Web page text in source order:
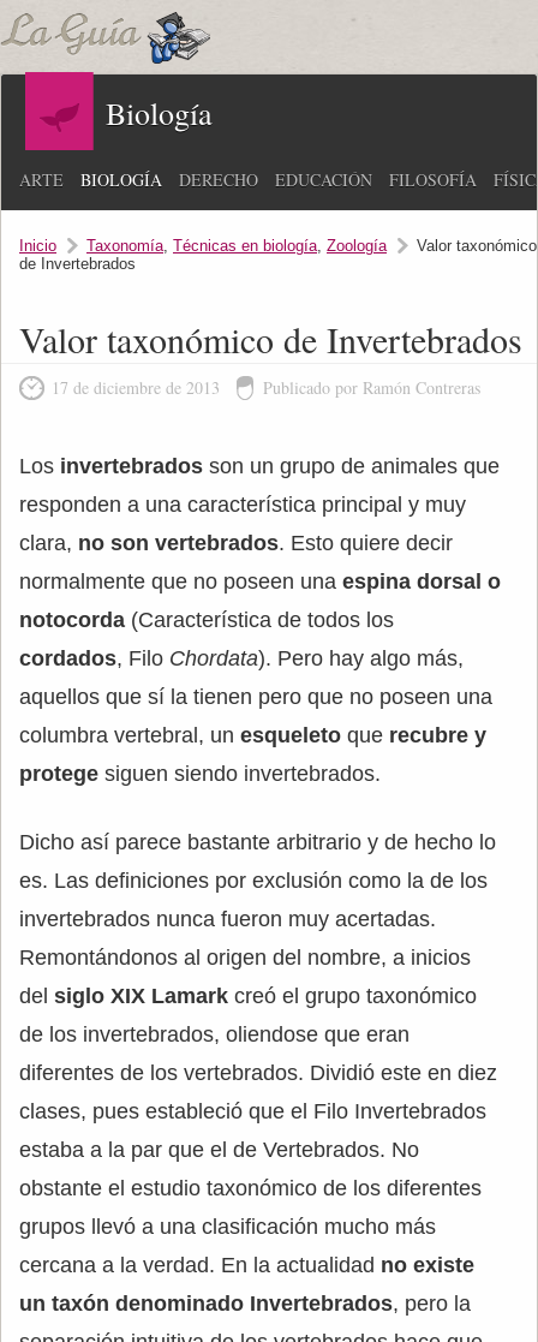
Biología
ARTE BIOLOGÍA DERECHO EDUCACIÓN FILOSOFÍA
Inicio Taxonomía, Técnicas en biología, Zoología
Valor taxonómico
de Invertebrados
Valor taxonómico de Invertebrados
17 de diciembre de 2013 Publicado por Ramón Contreras
Los invertebrados son un grupo de animales que
responden a una característica principal y muy
clara, no son vertebrados. Esto quiere decir
normalmente que no poseen una espina dorsal o
notocorda (Característica de todos los
cordados, Filo Chordata). Pero hay algo más,
aquellos que sí la tienen pero que no poseen una
columbra vertebral, un esqueleto que recubre y
protege siguen siendo invertebrados.
Dicho así parece bastante arbitrario y de hecho lo
es. Las definiciones por exclusión como la de los
invertebrados nunca fueron muy acertadas.
Remontándonos al origen del nombre, a inicios
del siglo XIX Lamark creó el grupo taxonómico
de los invertebrados, oliendose que eran
diferentes de los vertebrados. Dividió este en diez
clases, pues estableció que el Filo Invertebrados
estaba a la par que el de Vertebrados. No
obstante el estudio taxonómico de los diferentes
grupos llevó a una clasificación mucho más
cercana a la verdad. En la actualidad no existe
un taxón denominado Invertebrados, pero la